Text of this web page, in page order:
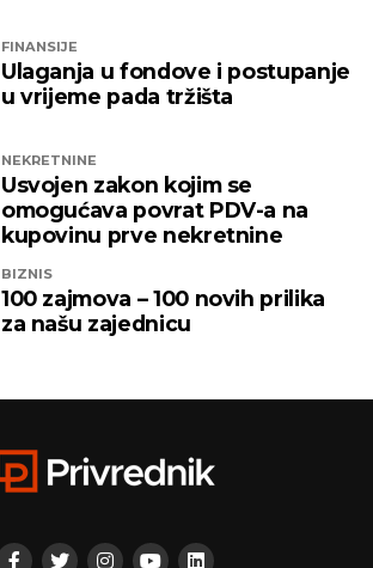
FINANSIJE
Ulaganja u fondove i postupanje
u vrijeme pada tržišta
NEKRETNINE
Usvojen zakon kojim se
omogućava povrat PDV-a na
kupovinu prve nekretnine
BIZNIS
100 zajmova – 100 novih prilika
za našu zajednicu